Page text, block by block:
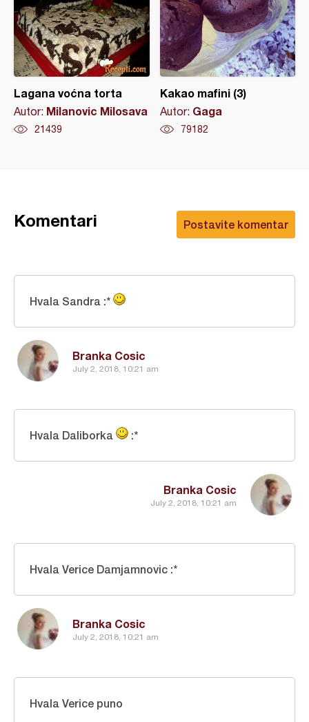
Lagana voćna torta
Autor: Milanovic Milosava
21439
Kakao mafini (3)
Autor: Gaga
79182
Postavite komentar
Komentari
Branka Cosic
July 2, 2018, 10:21 am
Hvala Sandra :*
Branka Cosic
July 2, 2018, 10:21 am
Hvala Daliborka :*
Branka Cosic
July 2, 2018, 10:21 am
Hvala Verice Damjamnovic :*
Hvala Verice puno